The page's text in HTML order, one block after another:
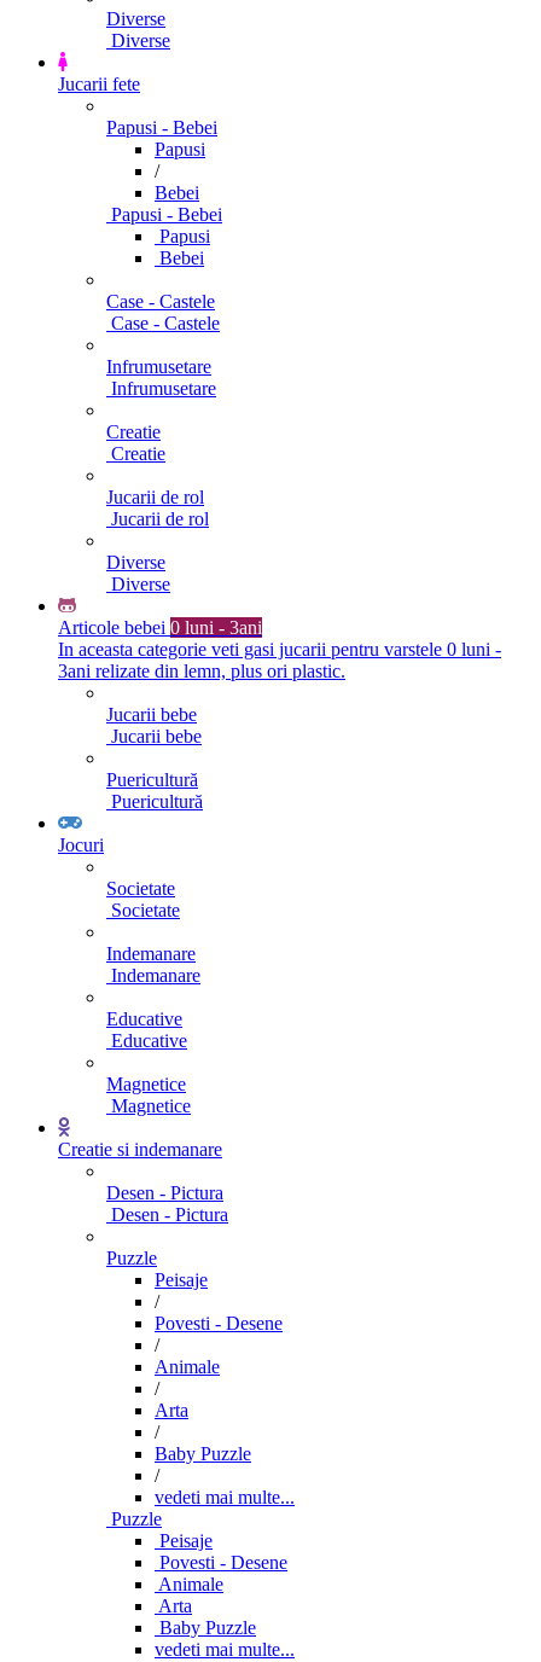
Diverse
Diverse
Jucarii fete
Papusi - Bebei
Papusi
/
Bebei
Papusi - Bebei
Papusi
Bebei
Case - Castele
Case - Castele
Infrumusetare
Infrumusetare
Creatie
Creatie
Jucarii de rol
Jucarii de rol
Diverse
Diverse
Articole bebei 0 luni - 3ani
In aceasta categorie veti gasi jucarii pentru varstele 0 luni -
3ani relizate din lemn, plus ori plastic.
Jucarii bebe
Jucarii bebe
Puericultură
Puericultură
Jocuri
Societate
Societate
Indemanare
Indemanare
Educative
Educative
Magnetice
Magnetice
Creatie si indemanare
Desen - Pictura
Desen - Pictura
Puzzle
Peisaje
/
Povesti - Desene
/
Animale
/
Arta
/
Baby Puzzle
/
vedeti mai multe...
Puzzle
Peisaje
Povesti - Desene
Animale
Arta
Baby Puzzle
vedeti mai multe...